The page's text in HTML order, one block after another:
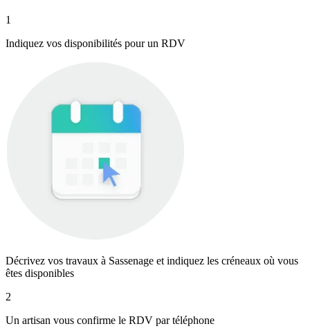
1
Indiquez vos disponibilités pour un RDV
Décrivez vos travaux à Sassenage et indiquez les créneaux où vous
êtes disponibles
2
Un artisan vous confirme le RDV par téléphone